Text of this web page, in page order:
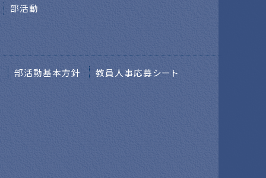
部活動
部活動基本方針 教員人事応募シート